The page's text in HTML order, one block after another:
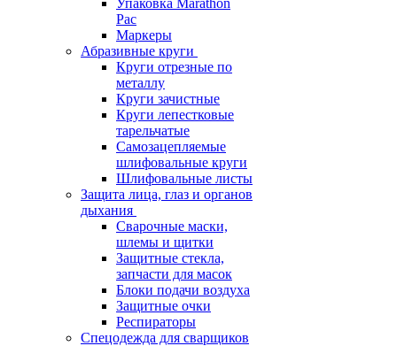
Упаковка Marathon
Pac
Маркеры
Абразивные круги
Круги отрезные по
металлу
Круги зачистные
Круги лепестковые
тарельчатые
Самозацепляемые
шлифовальные круги
Шлифовальные листы
Защита лица, глаз и органов
дыхания
Сварочные маски,
шлемы и щитки
Защитные стекла,
запчасти для масок
Блоки подачи воздуха
Защитные очки
Респираторы
Спецодежда для сварщиков